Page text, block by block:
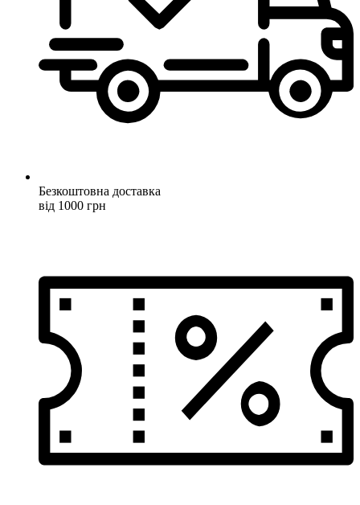
Безкоштовна доставка
від 1000 грн